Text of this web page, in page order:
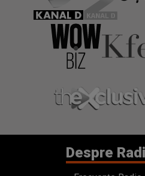
Despre